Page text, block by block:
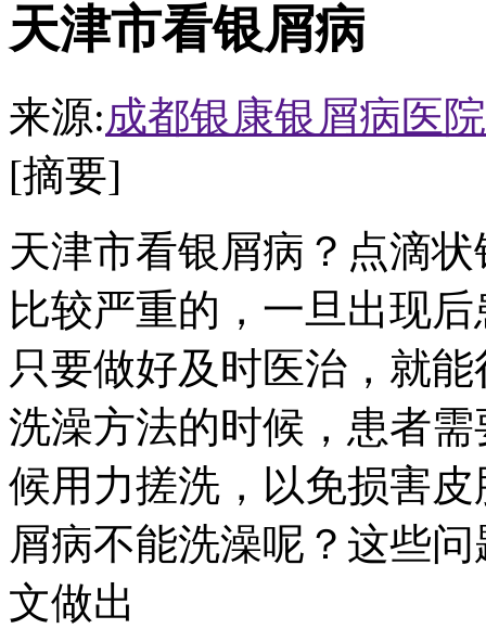
天津市看银屑病
来源:成都银康银屑病医院
[摘要]
天津市看银屑病？点滴
比较严重的，一旦出现
只要做好及时医治，就
洗澡方法的时候，患者
候用力搓洗，以免损害
屑病不能洗澡呢？这些
文做出